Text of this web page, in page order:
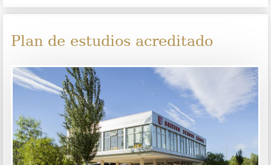
Plan de estudios acreditado